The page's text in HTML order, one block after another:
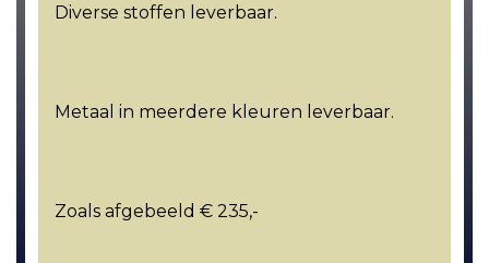
Diverse stoffen leverbaar.
Metaal in meerdere kleuren leverbaar.
Zoals afgebeeld € 235,-